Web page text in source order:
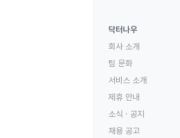
닥터나우
회사 소개
팀 문화
서비스 소개
제휴 안내
소식 · 공지
채용 공고